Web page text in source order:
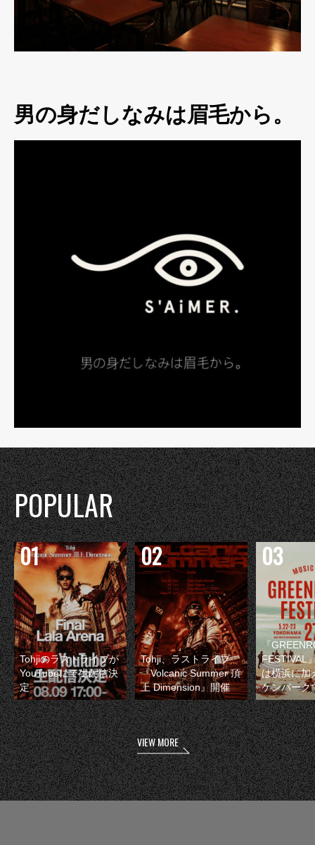
男の身だしなみは眉毛から。
POPULAR
Tohjiのラストライブが
YouTubeにて生配信決
定
Tohji、ラストライブ
『Volcanic Summer 頂
上 Dimension』開催
『
FESTIVAL
は横浜に加
ケンパーク
VIEW MORE